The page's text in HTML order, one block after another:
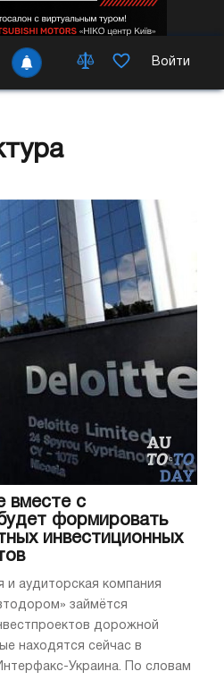
Войти
вместе с
формировать
инвестиционных
и аудиторская компания
займётся
дорожной
находятся сейчас в
Украина. По словам